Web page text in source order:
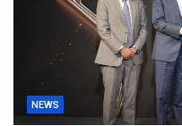
NEWS